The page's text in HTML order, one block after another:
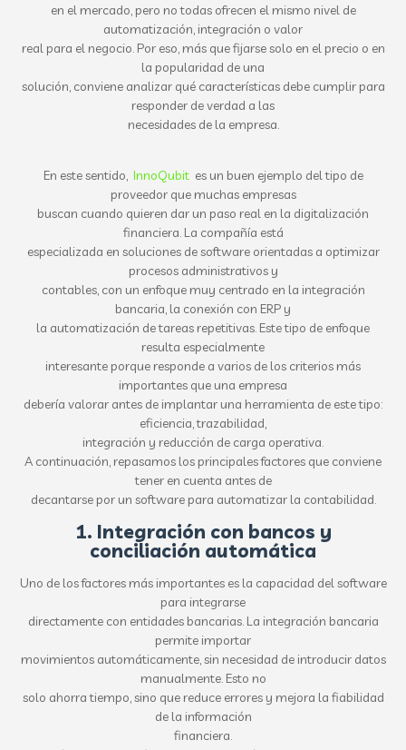
en el mercado, pero no todas ofrecen el mismo nivel de
automatización, integración o valor
real para el negocio. Por eso, más que fijarse solo en el precio o en
la popularidad de una
solución, conviene analizar qué características debe cumplir para
responder de verdad a las
necesidades de la empresa.
En este sentido, InnoQubites un buen ejemplo del tipo de
proveedor que muchas empresas
buscan cuando quieren dar un paso real en la digitalización
financiera. La compañía está
especializada en soluciones de software orientadas a optimizar
procesos administrativos y
contables, con un enfoque muy centrado en la integración
bancaria, la conexión con ERP y
la automatización de tareas repetitivas. Este tipo de enfoque
resulta especialmente
interesante porque responde a varios de los criterios más
importantes que una empresa
debería valorar antes de implantar una herramienta de este tipo:
eficiencia, trazabilidad,
integración y reducción de carga operativa.
A continuación, repasamos los principales factores que conviene
tener en cuenta antes de
decantarse por un software para automatizar la contabilidad.
1. Integración con bancos y
conciliación automática
Uno de los factores más importantes es la capacidad del software
para integrarse
directamente con entidades bancarias. La integración bancaria
permite importar
movimientos automáticamente, sin necesidad de introducir datos
manualmente. Esto no
solo ahorra tiempo, sino que reduce errores y mejora la fiabilidad
de la información
financiera.